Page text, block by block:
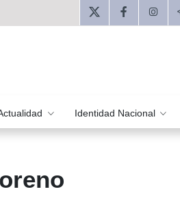
Identidad Nacional